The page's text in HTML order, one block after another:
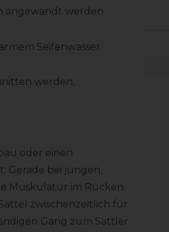
angewandt werden
Seifenwasser
werden,
oder einen
Gerade bei jungen,
Muskulatur im Rücken
zwischenzeitlich für
Gang zum Sattler